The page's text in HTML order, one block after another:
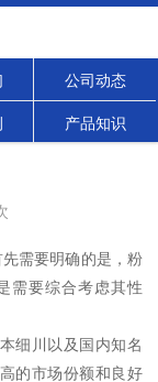
公司动态
产品知识
需要明确的是，粉
需要综合考虑其性
细川以及国内知名
的市场份额和良好